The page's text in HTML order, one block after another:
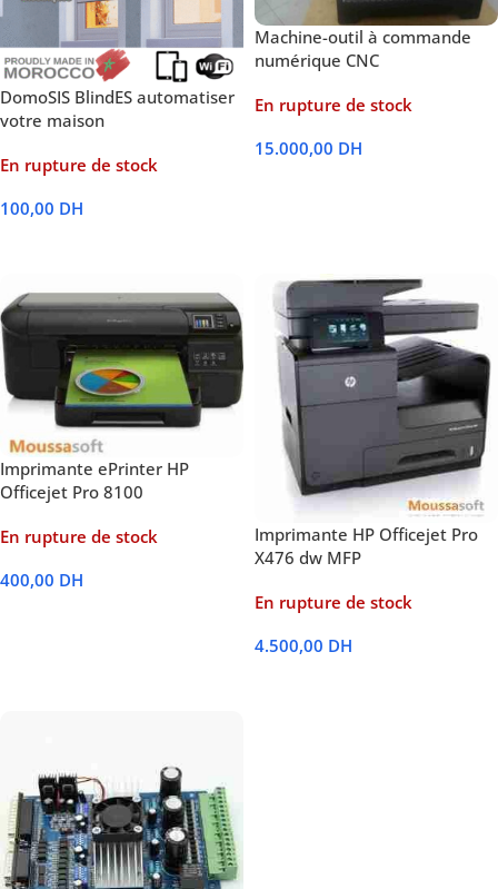
DomoSIS BlindES automatiser
votre maison
En rupture de stock
100,00 DH
Machine-outil à commande
numérique CNC
En rupture de stock
15.000,00 DH
Imprimante ePrinter HP
Officejet Pro 8100
En rupture de stock
400,00 DH
Imprimante HP Officejet Pro
X476 dw MFP
En rupture de stock
4.500,00 DH